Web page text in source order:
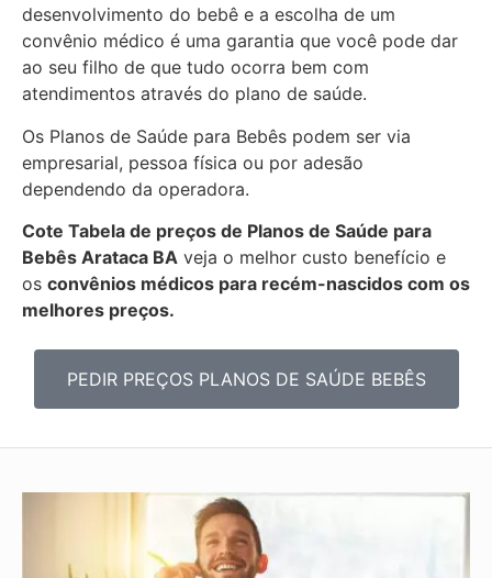
desenvolvimento do bebê e a escolha de um
convênio médico é uma garantia que você pode dar
ao seu filho de que tudo ocorra bem com
atendimentos através do plano de saúde.
Os Planos de Saúde para Bebês podem ser via
empresarial, pessoa física ou por adesão
dependendo da operadora.
Cote Tabela de preços de Planos de Saúde para
Bebês Arataca BA veja o melhor custo benefício e
os convênios médicos para recém-nascidos com os
melhores preços.
PEDIR PREÇOS PLANOS DE SAÚDE BEBÊS